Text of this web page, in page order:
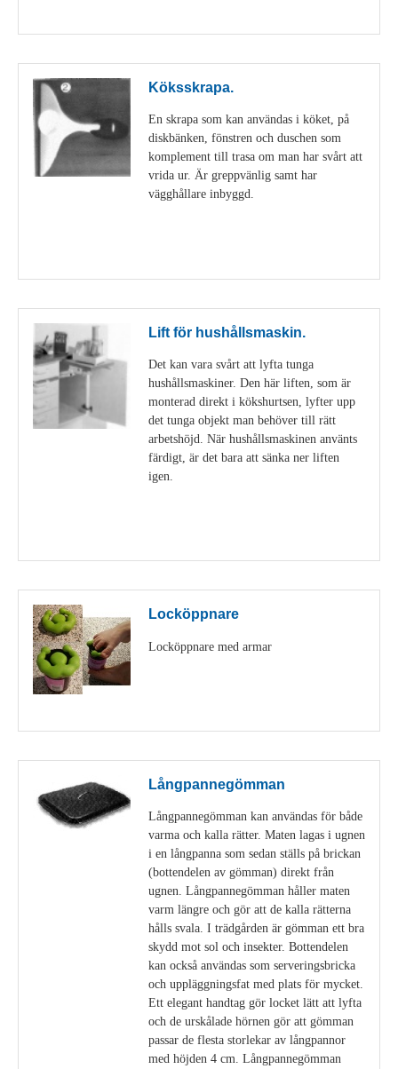
Köksskrapa.
En skrapa som kan användas i köket, på
diskbänken, fönstren och duschen som
komplement till trasa om man har svårt att
vrida ur. Är greppvänlig samt har
vägghållare inbyggd.
Lift för hushållsmaskin.
Det kan vara svårt att lyfta tunga
hushållsmaskiner. Den här liften, som är
monterad direkt i kökshurtsen, lyfter upp
det tunga objekt man behöver till rätt
arbetshöjd. När hushållsmaskinen använts
färdigt, är det bara att sänka ner liften
igen.
Locköppnare
Locköppnare med armar
Långpannegömman
Långpannegömman kan användas för både
varma och kalla rätter. Maten lagas i ugnen
i en långpanna som sedan ställs på brickan
(bottendelen av gömman) direkt från
ugnen. Långpannegömman håller maten
varm längre och gör att de kalla rätterna
hålls svala. I trädgården är gömman ett bra
skydd mot sol och insekter. Bottendelen
kan också användas som serveringsbricka
och uppläggningsfat med plats för mycket.
Ett elegant handtag gör locket lätt att lyfta
och de urskålade hörnen gör att gömman
passar de flesta storlekar av långpannor
med höjden 4 cm. Långpannegömman